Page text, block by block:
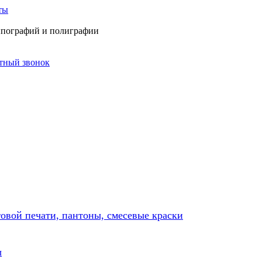
и полиграфии
звонок
печати, пантоны, смесевые краски